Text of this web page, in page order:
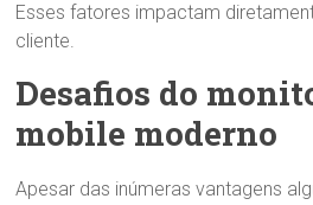
Esses fatores impactam
cliente.
Desafios do
mobile moderno
Apesar das inúmeras vantagens